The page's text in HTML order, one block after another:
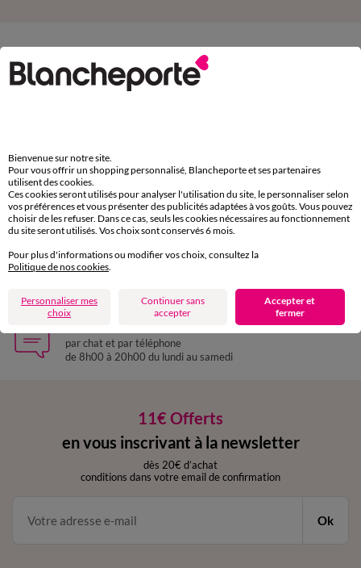
D'autres idées de Coussin
Coussin
Paiement 100% sécurisé
Payez plus tard ou en plusieurs fois
Livraison express
domicile, relais, consignes automatiques
sous 30 jours avec Mondial Relay uniquement
par chat et par téléphone
de 8h00 à 20h00 du lundi au samedi
11€ Offerts
en vous inscrivant à la newsletter
dès 20€ d’achat
conditions dans votre email de confirmation
Ok
Bienvenue sur notre site.
Pour vous offrir un shopping personnalisé, Blancheporte et ses partenaires
utilisent des cookies.
Ces cookies seront utilisés pour analyser l'utilisation du site, le personnaliser selon
vos préférences et vous présenter des publicités adaptées à vos goûts. Vous pouvez
choisir de les refuser. Dans ce cas, seuls les cookies nécessaires au fonctionnement
du site seront utilisés. Vos choix sont conservés 6 mois.
Pour plus d'informations ou modifier vos choix, consultez la
Politique de nos cookies
Personnaliser mes
choix
Continuer sans
accepter
Accepter et
fermer